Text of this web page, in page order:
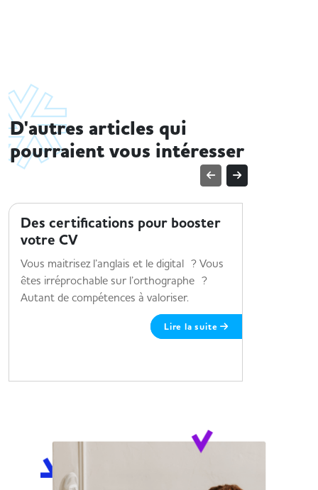
D'autres articles qui
pourraient vous intéresser
Des certifications pour booster
votre CV
Vous maitrisez l’anglais et le digital ? Vous
êtes irréprochable sur l’orthographe ?
Autant de compétences à valoriser.
Lire la suite